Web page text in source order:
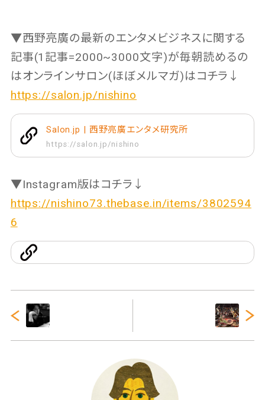
▼西野亮廣の最新のエンタメビジネスに関する
記事(1記事=2000~3000文字)が毎朝読めるの
はオンラインサロン(ほぼメルマガ)はコチラ↓
https://salon.jp/nishino
Salon.jp | 西野亮廣エンタメ研究所
https://salon.jp/nishino
▼Instagram版はコチラ↓
https://nishino73.thebase.in/items/3802594
6